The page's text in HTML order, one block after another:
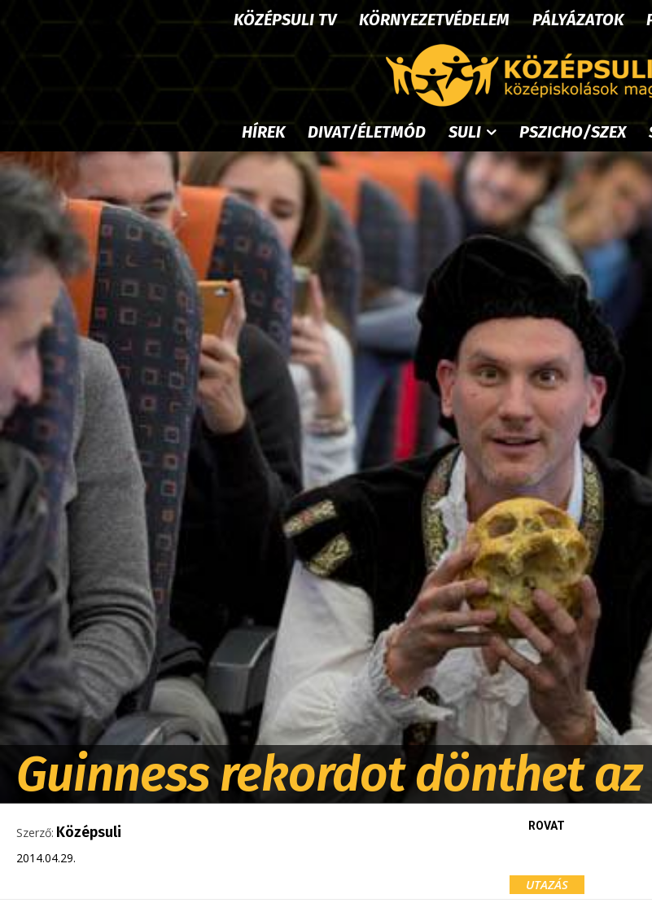
KÖZÉPSULI TV KÖRNYEZETVÉDELEM PÁLYÁZATOK
HÍREK DIVAT/ÉLETMÓD SULI PSZICHO/SZEX
Guinness rekordot dönthet az
Szerző: Középsuli
2014.04.29.
ROVAT
UTAZÁS